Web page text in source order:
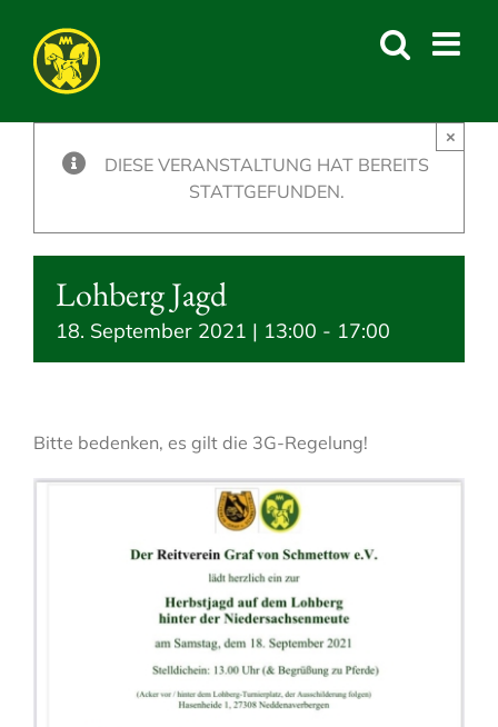
content
DIESE VERANSTALTUNG HAT BEREITS
STATTGEFUNDEN.
×
Lohberg Jagd
18. September 2021 | 13:00 - 17:00
Bitte bedenken, es gilt die 3G-Regelung!